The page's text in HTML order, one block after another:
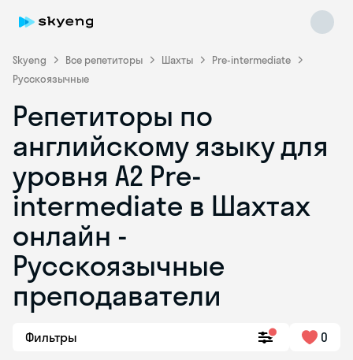
Skyeng Все репетиторы Шахты
Pre-intermediate
Русскоязычные
Репетиторы по
английскому языку для
уровня A2 Pre-
intermediate в Шахтах
онлайн -
Русскоязычные
преподаватели
Фильтры 0
Skyeng Chat